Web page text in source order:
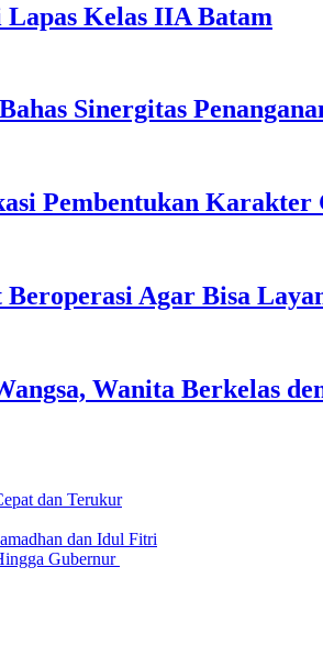
Kelas IIA Batam
Sinergitas
Pembentukan Karakter
Agar Bisa
Wanita Berkelas
dan Terukur
dan Idul Fitri
Gubernur